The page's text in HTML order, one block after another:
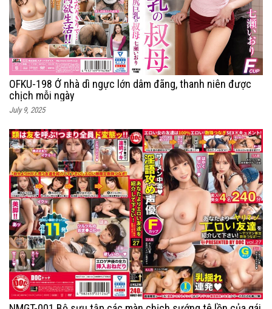
OFKU-198 Ở nhà dì ngực lớn dâm đãng, thanh niên được
chịch mỗi ngày
July 9, 2025